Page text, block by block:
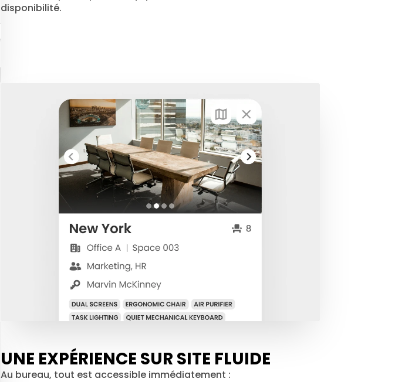
disponibilité.
UNE EXPÉRIENCE SUR SITE FLUIDE
Au bureau, tout est accessible immédiatement :